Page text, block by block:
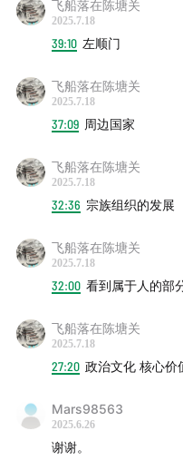
44:39 严嵩与海瑞：为何
战争、海运、思想
捩点？
修订二十年前旧作
——关键概念、作品、任
《大礼议》：尤淑君 著
2024
《万历十五年》：
黄
店，1997
争，护礼派群臣集体
孝宗皇帝，哭声震天
被逮捕的大臣受到了
杖，受杖者一百八十
飞船落在陈塘关
2025.7.18
39:10 左顺门
飞船落在陈塘关
2025.7.18
37:09 周边国家
飞船落在陈塘关
2025.7.18
32:36 宗族组织的发展
飞船落在陈塘关
2025.7.18
32:00 看到属于人的部
飞船落在陈塘关
2025.7.18
27:20 政治文化 核心价
Mars98563
2025.6.26
谢谢。